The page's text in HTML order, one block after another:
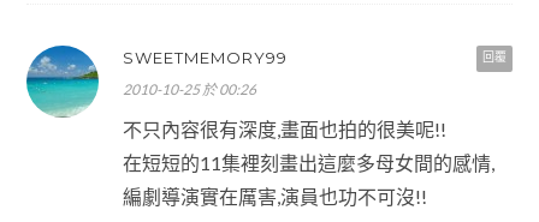
回覆
SWEETMEMORY99
2010-10-25 於 00:26
不只內容很有深度,畫面也拍的很美呢!!
在短短的11集裡刻畫出這麼多母女間的感情,
編劇導演實在厲害,演員也功不可沒!!